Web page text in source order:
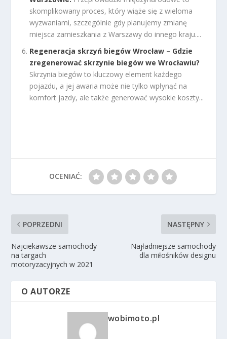
skomplikowany proces, który wiąże się z wieloma
wyzwaniami, szczególnie gdy planujemy zmianę
miejsca zamieszkania z Warszawy do innego kraju....
Regeneracja skrzyń biegów Wrocław – Gdzie
zregenerować skrzynie biegów we Wrocławiu?
Skrzynia biegów to kluczowy element każdego
pojazdu, a jej awaria może nie tylko wpłynąć na
komfort jazdy, ale także generować wysokie koszty...
OCENIAĆ:
POPRZEDNI
Najciekawsze samochody
na targach
motoryzacyjnych w 2021
NASTĘPNY
Najładniejsze samochody
dla miłośników designu
O AUTORZE
wobimoto.pl